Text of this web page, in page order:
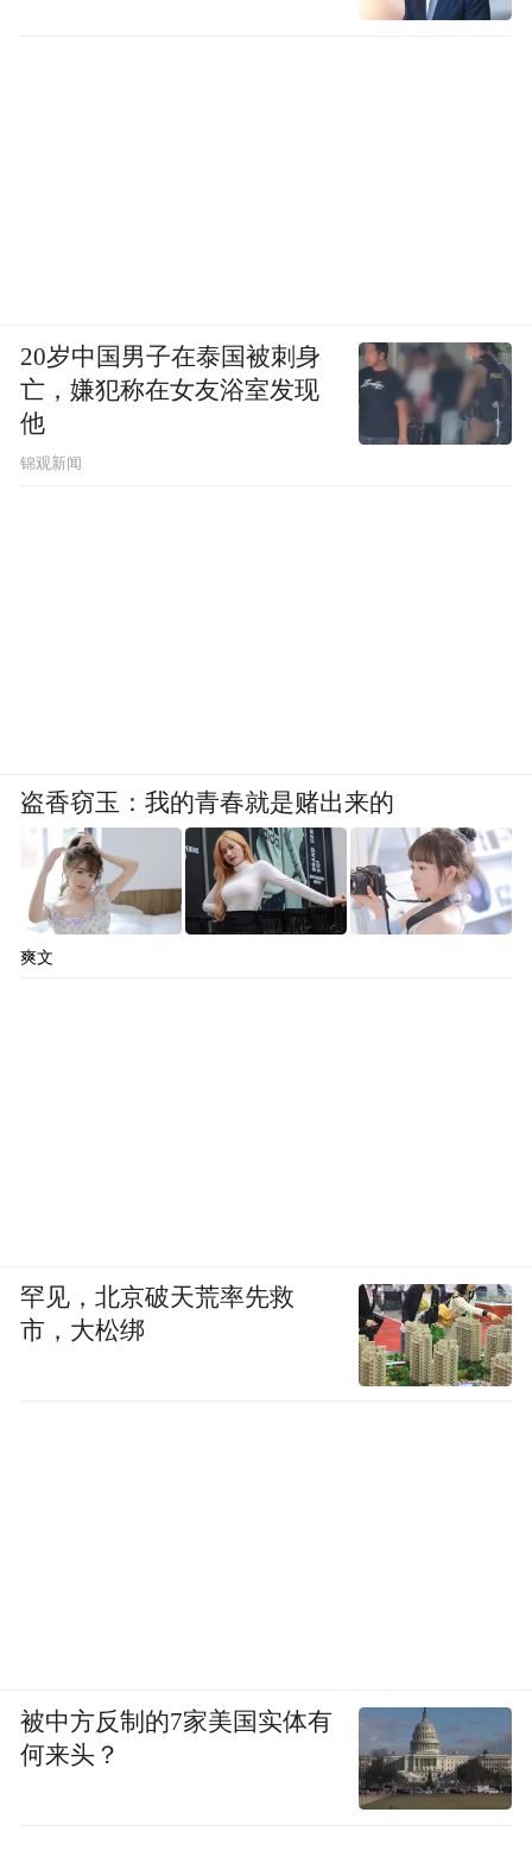
20岁中国男子在泰国被刺身
亡，嫌犯称在女友浴室发现
他
锦观新闻
盗香窃玉：我的青春就是赌出来的
爽文
罕见，北京破天荒率先救
市，大松绑
被中方反制的7家美国实体有
何来头？